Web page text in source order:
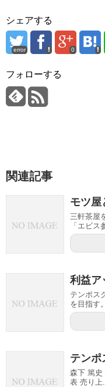
シェアする
error 0
フォローする
関連記事
モツ屋
三軒茶屋
「エビス
利益ア
テンポス
を目指す
テンポ
森下 篤史
表 売り上...